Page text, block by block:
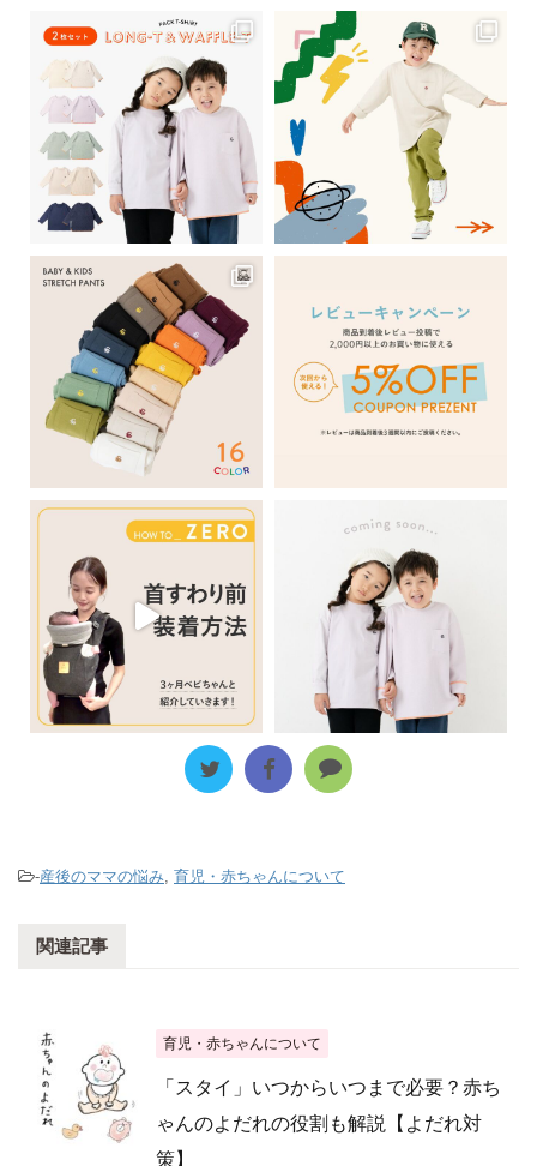
-産後のママの悩み 育児・赤ちゃんについて
関連記事
育児・赤ちゃんについて
「スタイ」いつからいつまで必要？赤ち
ゃんのよだれの役割も解説【よだれ対
策】